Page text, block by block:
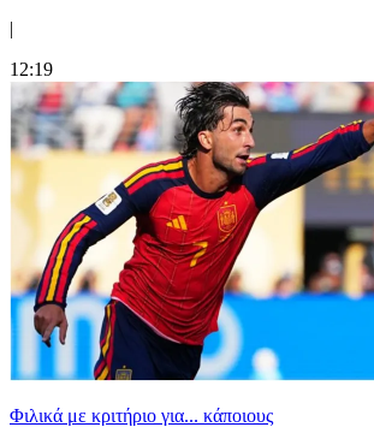
|
12:19
Φιλικά με κριτήριο για... κάποιους